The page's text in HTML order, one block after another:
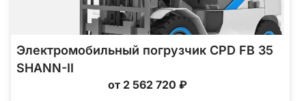
Электромобильный погрузчик CPD FB 35
SHANN-II
от 2 562 720 ₽